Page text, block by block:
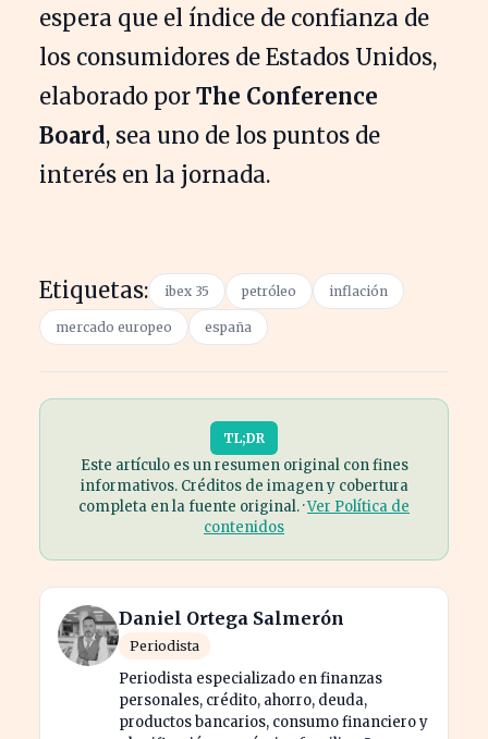
espera que el índice de confianza de
los consumidores de Estados Unidos,
elaborado por The Conference
Board, sea uno de los puntos de
interés en la jornada.
Etiquetas: ibex 35 petróleo inflación
mercado europeo españa
TL;DR
Este artículo es un resumen original con fines
informativos. Créditos de imagen y cobertura
completa en la fuente original. ·Ver Política de
contenidos
Daniel Ortega Salmerón
Periodista
Periodista especializado en finanzas
personales, crédito, ahorro, deuda,
productos bancarios, consumo financiero y